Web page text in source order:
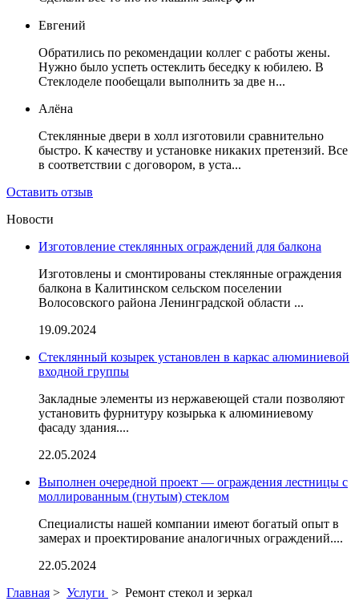
Евгений
Обратились по рекомендации коллег с работы жены.
Нужно было успеть остеклить беседку к юбилею. В
Стеклоделе пообещали выполнить за две н...
Алёна
Стеклянные двери в холл изготовили сравнительно
быстро. К качеству и установке никаких претензий. Все
в соответствии с договором, в уста...
Оставить отзыв
Новости
Изготовление стеклянных ограждений для балкона
Изготовлены и смонтированы стеклянные ограждения
балкона в Калитинском сельском поселении
Волосовского района Ленинградской области ...
19.09.2024
Стеклянный козырек установлен в каркас алюминиевой
входной группы
Закладные элементы из нержавеющей стали позволяют
установить фурнитуру козырька к алюминиевому
фасаду здания....
22.05.2024
Выполнен очередной проект — ограждения лестницы с
моллированным (гнутым) стеклом
Специалисты нашей компании имеют богатый опыт в
замерах и проектирование аналогичных ограждений....
22.05.2024
Главная > Услуги > Ремонт стекол и зеркал